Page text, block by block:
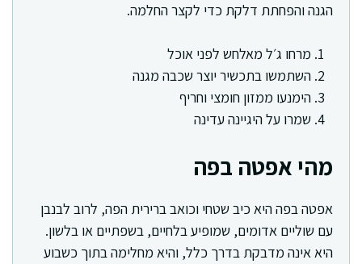
הגנה והפחתת דלקת כדי לקצר החלמה.
מרחו ג׳ל מאלחש לפני אוכל
השתמשו בתכשיר יוצר שכבה מגנה
הימנעו ממזון חומצי וחריף
שמרו על היגיינה עדינה
מהי אפטה בפה
אפטה בפה היא כיב שטחי וכואב ברירית הפה, לרוב לבנבן
עם שוליים אדומים, שמופיע בלחיים, בשפתיים או בלשון.
היא אינה מדבקת בדרך כלל, והיא מחלימה בתוך כשבוע